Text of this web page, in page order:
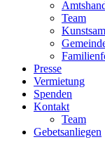
Team
Presse
Vermietung
Spenden
Kontakt
Team
Gebetsanliegen